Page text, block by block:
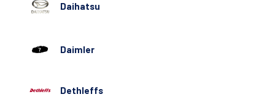
Daihatsu
Daimler
Dethleffs